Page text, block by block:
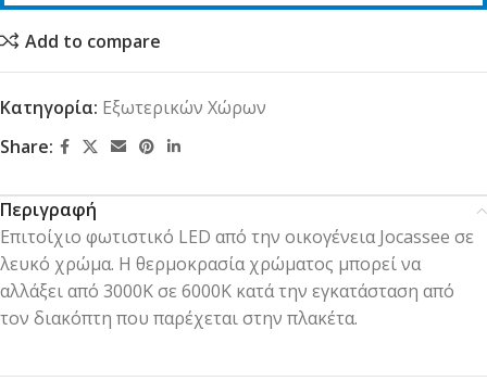
Add to compare
Κατηγορία: Εξωτερικών Χώρων
Share:
Περιγραφή
Επιτοίχιο φωτιστικό LED από την οικογένεια Jocassee σε
λευκό χρώμα. Η θερμοκρασία χρώματος μπορεί να
αλλάξει από 3000K σε 6000K κατά την εγκατάσταση από
τον διακόπτη που παρέχεται στην πλακέτα.